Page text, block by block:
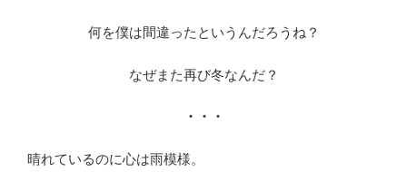
何を僕は間違ったというんだろうね？
なぜまた再び冬なんだ？
・・・
晴れているのに心は雨模様。